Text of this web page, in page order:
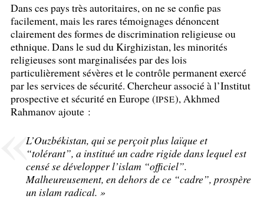
Dans ces pays très autoritaires, on ne se confie pas
facilement, mais les rares témoignages dénoncent
clairement des formes de discrimination religieuse ou
ethnique. Dans le sud du Kirghizistan, les minorités
religieuses sont marginalisées par des lois
particulièrement sévères et le contrôle permanent exercé
par les services de sécurité. Chercheur associé à l’Institut
prospective et sécurité en Europe (IPSE), Akhmed
Rahmanov ajoute :
L’Ouzbékistan, qui se perçoit plus laïque et
“tolérant”, a institué un cadre rigide dans lequel est
censé se développer l’islam “officiel”.
Malheureusement, en dehors de ce “cadre”, prospère
un islam radical. »